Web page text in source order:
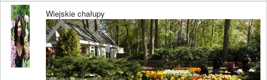
Wiejskie chałupy